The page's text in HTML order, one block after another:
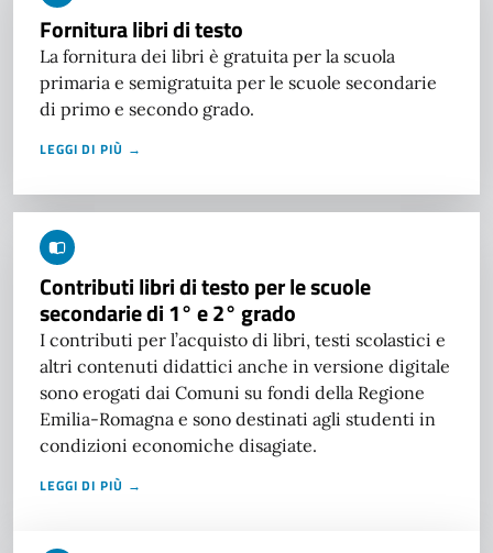
Fornitura libri di testo
La fornitura dei libri è gratuita per la scuola
primaria e semigratuita per le scuole secondarie
di primo e secondo grado.
LEGGI DI PIÙ →
Contributi libri di testo per le scuole
secondarie di 1° e 2° grado
I contributi per l’acquisto di libri, testi scolastici e
altri contenuti didattici anche in versione digitale
sono erogati dai Comuni su fondi della Regione
Emilia-Romagna e sono destinati agli studenti in
condizioni economiche disagiate.
LEGGI DI PIÙ →